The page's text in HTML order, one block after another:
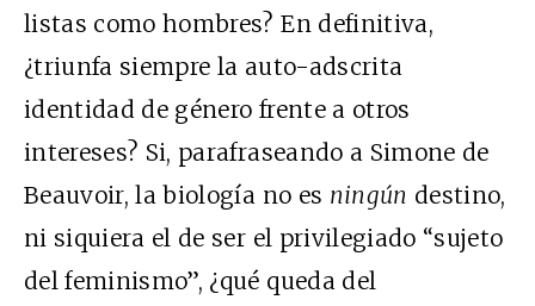
listas como hombres? En definitiva,
¿triunfa siempre la auto-adscrita
identidad de género frente a otros
intereses? Si, parafraseando a Simone de
Beauvoir, la biología no es ningún destino,
ni siquiera el de ser el privilegiado “sujeto
del feminismo”, ¿qué queda del